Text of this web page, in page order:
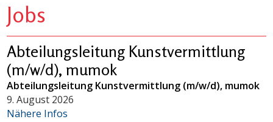
Jobs
Abteilungsleitung Kunstvermittlung
(m/w/d), mumok
Abteilungsleitung Kunstvermittlung (m/w/d), mumok
9. August 2026
Nähere Infos